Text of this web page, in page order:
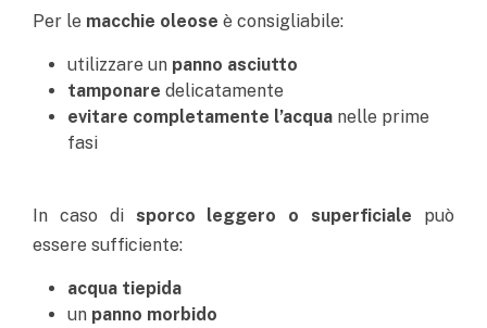
Per le macchie oleose è consigliabile:
utilizzare un panno asciutto
tamponare delicatamente
evitare completamente l’acqua nelle prime
fasi
In caso di sporco leggero o superficiale può
essere sufficiente:
acqua tiepida
un panno morbido